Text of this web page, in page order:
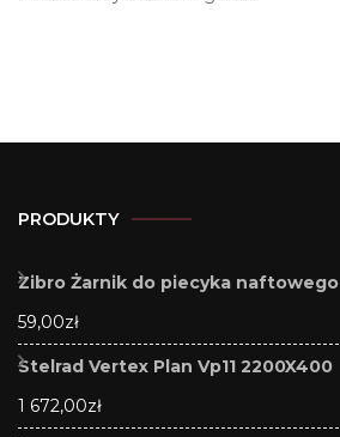
PRODUKTY
Zibro Żarnik do piecyka naftowego
59,00zł
Stelrad Vertex Plan Vp11 2200X400
1 672,00zł